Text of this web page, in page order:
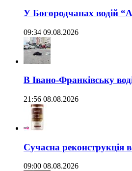
У Богородчанах водій
09:34 09.08.2026
В Івано-Франківську
21:56 08.08.2026
Сучасна реконструкція
09:00 08.08.2026